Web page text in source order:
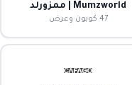
Mumzworld | ممزورلد
47 كوبون وعرض